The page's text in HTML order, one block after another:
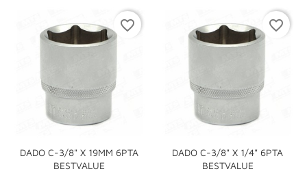
DADO C-3/8" X 19MM 6PTA
BESTVALUE
favorite_border
DADO C-3/8" X 1/4" 6PTA
BESTVALUE
favorite_border